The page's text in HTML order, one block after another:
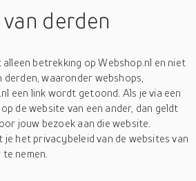
derden
betrekking op Webshop.nl en niet
waaronder webshops,
een link wordt getoond. Als je via een
de website van een ander, dan geldt
jouw bezoek aan die website.
je het privacybeleid van de websites van
nemen.